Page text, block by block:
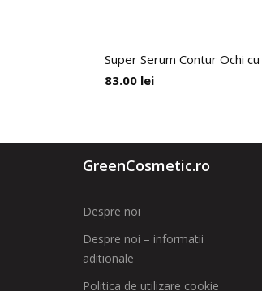
Super Serum Contur Ochi
83.00 lei
GreenCosmetic.ro
Despre noi
Despre noi – informatii
aditionale
Politica de utilizare cookie